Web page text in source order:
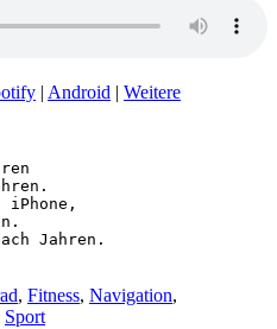
| Android | Weitere
Jahren.
, Fitness, Navigation,
Sport